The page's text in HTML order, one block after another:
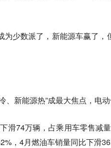
为少数派了，新能源车赢了
、新能源热”成最大焦点， 电
滑74万辆，占乘用车零售减
，4月燃油车销量同比下滑